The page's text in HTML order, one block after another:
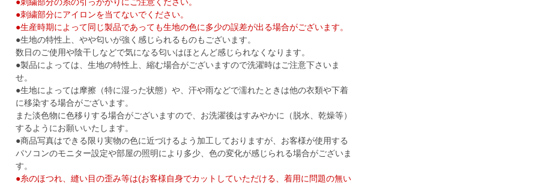
●刺繍部分にアイロンを当てないでください。
●生産時期によって同じ製品であっても生地の色に多少の誤差が出る場合がございます。
●生地の特性上、やや匂いが強く感じられるものもございます。
数日のご使用や陰干しなどで気になる匂いはほとんど感じられなくなります。
●製品によっては、生地の特性上、縮む場合がございますので洗濯時はご注意下さいま
せ。
●生地によっては摩擦（特に湿った状態）や、汗や雨などで濡れたときは他の衣類や下着
に移染する場合がございます。
また淡色物に色移りする場合がございますので、お洗濯後はすみやかに（脱水、乾燥等）
するようにお願いいたします。
●商品写真はできる限り実物の色に近づけるよう加工しておりますが、お客様が使用する
パソコンのモニター設定や部屋の照明により多少、色の変化が感じられる場合がございま
す。
●糸のほつれ、縫い目の歪み等は(お客様自身でカットしていただける、着用に問題の無い